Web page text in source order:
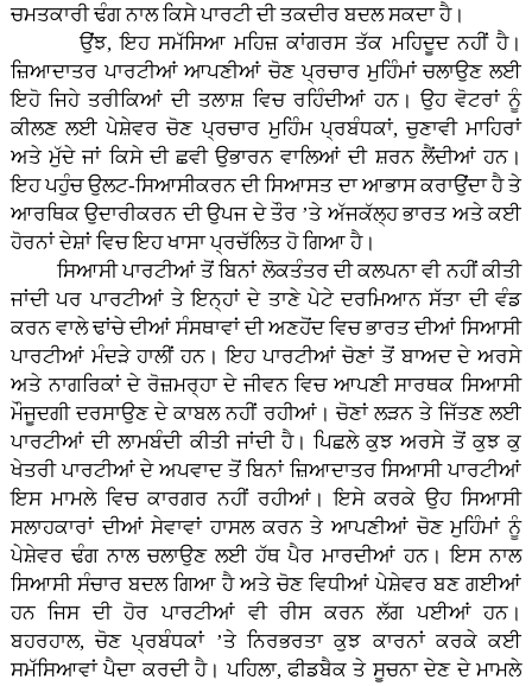
ਚਮਤਕਾਰੀ ਢੰਗ ਨਾਲ ਕਿਸੇ ਪਾਰਟੀ ਦੀ ਤਕਦੀਰ ਬਦਲ ਸਕਦਾ ਹੈ।
ਉਂਝ, ਇਹ ਸਮੱਸਿਆ ਮਹਿਜ਼ ਕਾਂਗਰਸ ਤੱਕ ਮਹਿਦੂਦ ਨਹੀਂ ਹੈ।
ਜ਼ਿਆਦਾਤਰ ਪਾਰਟੀਆਂ ਆਪਣੀਆਂ ਚੋਣ ਪ੍ਰਚਾਰ ਮੁਹਿੰਮਾਂ ਚਲਾਉਣ ਲਈ
ਇਹੋ ਜਿਹੇ ਤਰੀਕਿਆਂ ਦੀ ਤਲਾਸ਼ ਵਿਚ ਰਹਿੰਦੀਆਂ ਹਨ। ਉਹ ਵੋਟਰਾਂ ਨੂੰ
ਕੀਲਣ ਲਈ ਪੇਸ਼ੇਵਰ ਚੋਣ ਪ੍ਰਚਾਰ ਮੁਹਿੰਮ ਪ੍ਰਬੰਧਕਾਂ, ਚੁਣਾਵੀ ਮਾਹਿਰਾਂ
ਅਤੇ ਮੁੱਦੇ ਜਾਂ ਕਿਸੇ ਦੀ ਛਵੀ ਉਭਾਰਨ ਵਾਲਿਆਂ ਦੀ ਸ਼ਰਨ ਲੈਂਦੀਆਂ ਹਨ।
ਇਹ ਪਹੁੰਚ ਉਲਟ-ਸਿਆਸੀਕਰਨ ਦੀ ਸਿਆਸਤ ਦਾ ਆਭਾਸ ਕਰਾਉਂਦਾ ਹੈ ਤੇ
ਆਰਥਿਕ ਉਦਾਰੀਕਰਨ ਦੀ ਉਪਜ ਦੇ ਤੌਰ ’ਤੇ ਅੱਜਕੱਲ੍ਹ ਭਾਰਤ ਅਤੇ ਕਈ
ਹੋਰਨਾਂ ਦੇਸ਼ਾਂ ਵਿਚ ਇਹ ਖਾਸਾ ਪ੍ਰਚੱਲਿਤ ਹੋ ਗਿਆ ਹੈ।
ਸਿਆਸੀ ਪਾਰਟੀਆਂ ਤੋਂ ਬਿਨਾਂ ਲੋਕਤੰਤਰ ਦੀ ਕਲਪਨਾ ਵੀ ਨਹੀਂ ਕੀਤੀ
ਜਾਂਦੀ ਪਰ ਪਾਰਟੀਆਂ ਤੇ ਇਨ੍ਹਾਂ ਦੇ ਤਾਣੇ ਪੇਟੇ ਦਰਮਿਆਨ ਸੱਤਾ ਦੀ ਵੰਡ
ਕਰਨ ਵਾਲੇ ਢਾਂਚੇ ਦੀਆਂ ਸੰਸਥਾਵਾਂ ਦੀ ਅਣਹੋਂਦ ਵਿਚ ਭਾਰਤ ਦੀਆਂ ਸਿਆਸੀ
ਪਾਰਟੀਆਂ ਮੰਦੜੇ ਹਾਲੀਂ ਹਨ। ਇਹ ਪਾਰਟੀਆਂ ਚੋਣਾਂ ਤੋਂ ਬਾਅਦ ਦੇ ਅਰਸੇ
ਅਤੇ ਨਾਗਰਿਕਾਂ ਦੇ ਰੋਜ਼ਮਰ੍ਹਾ ਦੇ ਜੀਵਨ ਵਿਚ ਆਪਣੀ ਸਾਰਥਕ ਸਿਆਸੀ
ਮੌਜੂਦਗੀ ਦਰਸਾਉਣ ਦੇ ਕਾਬਲ ਨਹੀਂ ਰਹੀਆਂ। ਚੋਣਾਂ ਲੜਨ ਤੇ ਜਿੱਤਣ ਲਈ
ਪਾਰਟੀਆਂ ਦੀ ਲਾਮਬੰਦੀ ਕੀਤੀ ਜਾਂਦੀ ਹੈ। ਪਿਛਲੇ ਕੁਝ ਅਰਸੇ ਤੋਂ ਕੁਝ ਕੁ
ਖੇਤਰੀ ਪਾਰਟੀਆਂ ਦੇ ਅਪਵਾਦ ਤੋਂ ਬਿਨਾਂ ਜ਼ਿਆਦਾਤਰ ਸਿਆਸੀ ਪਾਰਟੀਆਂ
ਇਸ ਮਾਮਲੇ ਵਿਚ ਕਾਰਗਰ ਨਹੀਂ ਰਹੀਆਂ। ਇਸੇ ਕਰਕੇ ਉਹ ਸਿਆਸੀ
ਸਲਾਹਕਾਰਾਂ ਦੀਆਂ ਸੇਵਾਵਾਂ ਹਾਸਲ ਕਰਨ ਤੇ ਆਪਣੀਆਂ ਚੋਣ ਮੁਹਿੰਮਾਂ ਨੂੰ
ਪੇਸ਼ੇਵਰ ਢੰਗ ਨਾਲ ਚਲਾਉਣ ਲਈ ਹੱਥ ਪੈਰ ਮਾਰਦੀਆਂ ਹਨ। ਇਸ ਨਾਲ
ਸਿਆਸੀ ਸੰਚਾਰ ਬਦਲ ਗਿਆ ਹੈ ਅਤੇ ਚੋਣ ਵਿਧੀਆਂ ਪੇਸ਼ੇਵਰ ਬਣ ਗਈਆਂ
ਹਨ ਜਿਸ ਦੀ ਹੋਰ ਪਾਰਟੀਆਂ ਵੀ ਰੀਸ ਕਰਨ ਲੱਗ ਪਈਆਂ ਹਨ।
ਬਹਰਹਾਲ, ਚੋਣ ਪ੍ਰਬੰਧਕਾਂ ’ਤੇ ਨਿਰਭਰਤਾ ਕੁਝ ਕਾਰਨਾਂ ਕਰਕੇ ਕਈ
ਸਮੱਸਿਆਵਾਂ ਪੈਦਾ ਕਰਦੀ ਹੈ। ਪਹਿਲਾ, ਫੀਡਬੈਕ ਤੇ ਸੂਚਨਾ ਦੇਣ ਦੇ ਮਾਮਲੇ